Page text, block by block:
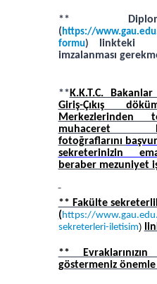
** Diploma
( https://
formu)
linkteki
imzalanması
**K.K.T.C.
Giriş-Çıkış
Merkezlerinden
muhaceret
fotoğraflarını
sekreterinizin
beraber mezuniyet
** Fakülte
( https://
sekreterleri-iletisim)
**
göstermeniz